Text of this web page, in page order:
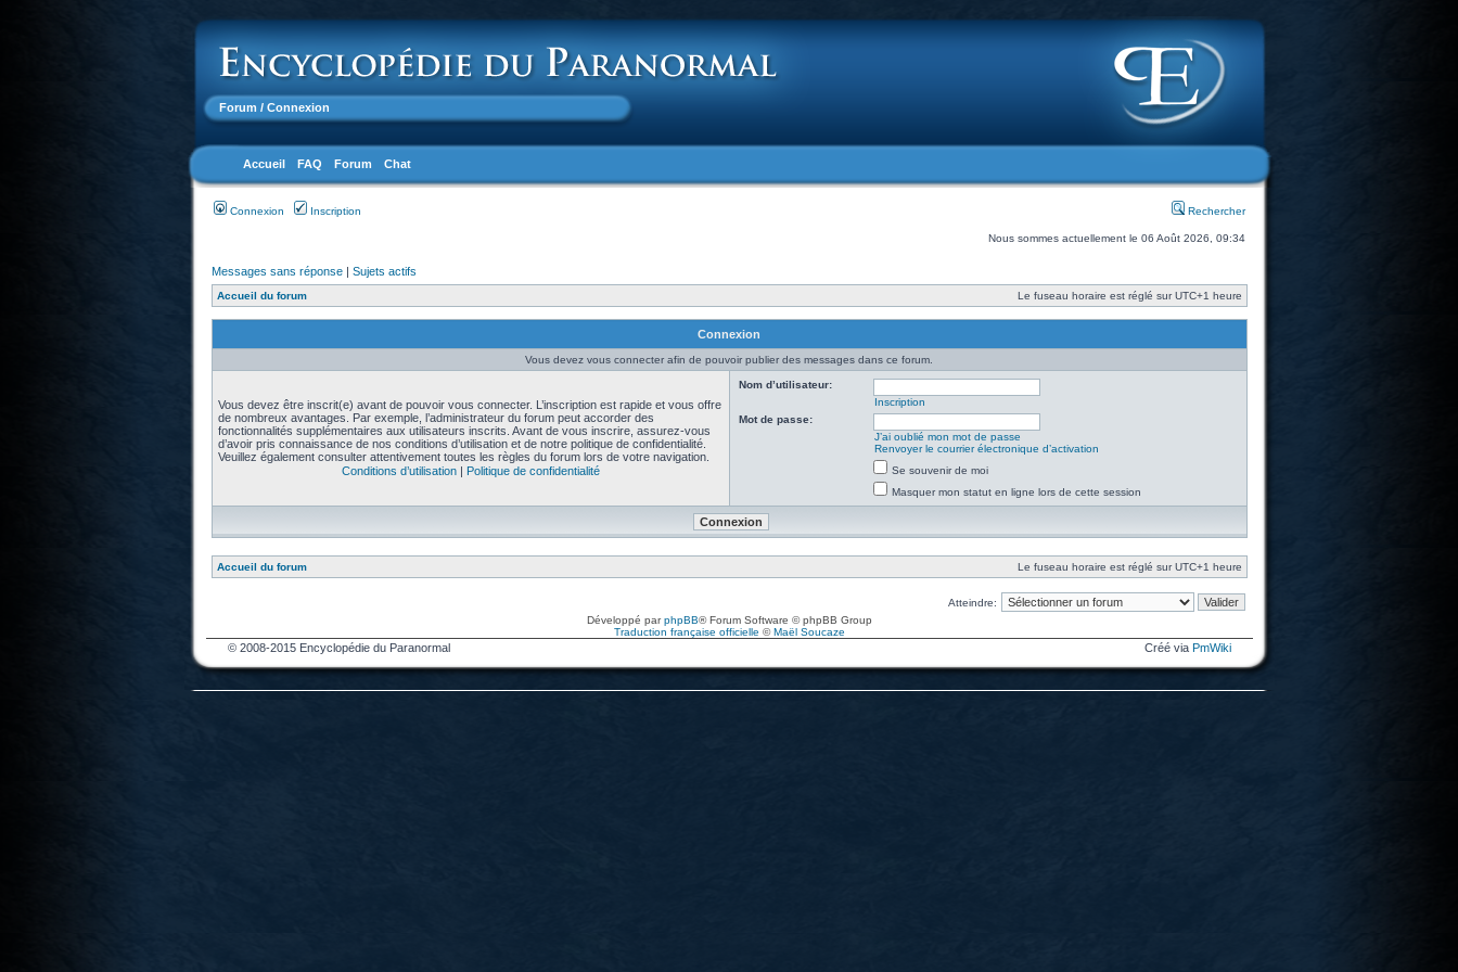
Forum / Connexion
Accueil FAQ Forum Chat
Connexion Inscription Rechercher
Nous sommes actuellement le 06 Août 2026, 09:34
Messages sans réponse| Sujets actifs
Accueil du forum Le fuseau horaire est réglé sur UTC+1 heure
Connexion
Vous devez vous connecter afin de pouvoir publier des messages dans ce forum.
Vous devez être inscrit(e) avant de pouvoir vous connecter. L’inscription est rapide et vous offre
de nombreux avantages. Par exemple, l’administrateur du forum peut accorder des
fonctionnalités supplémentaires aux utilisateurs inscrits. Avant de vous inscrire, assurez-vous
d’avoir pris connaissance de nos conditions d’utilisation et de notre politique de confidentialité.
Veuillez également consulter attentivement toutes les règles du forum lors de votre navigation.
Conditions d’utilisation| Politique de confidentialité
Nom d’utilisateur:
Inscription
Mot de passe:
J’ai oublié mon mot de passe
Renvoyer le courrier électronique d’activation
Se souvenir de moi
Masquer mon statut en ligne lors de cette session
Accueil du forum Le fuseau horaire est réglé sur UTC+1 heure
Atteindre:
Développé parphpBB® Forum Software © phpBB Group
Traduction française officielle ©Maël Soucaze
© 2008-2015 Encyclopédie du Paranormal Créé via PmWiki